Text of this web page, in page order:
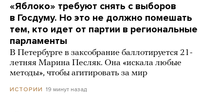
«Яблоко» требуют снять с выборов
в Госдуму. Но это не должно помешать
тем, кто идет от партии в региональные
парламенты
В Петербурге в заксобрание баллотируется 21-
летняя Марина Песляк. Она «искала любые
методы», чтобы агитировать за мир
ИСТОРИИ 19 минут назад